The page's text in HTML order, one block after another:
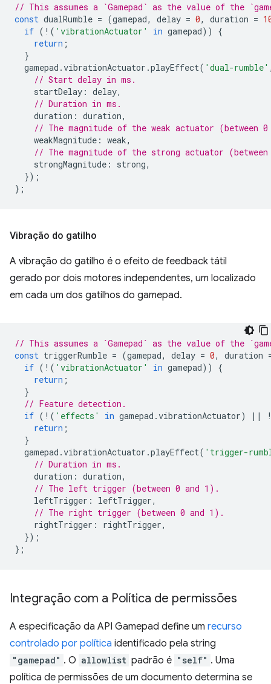
// This assumes a `Gamepad` as the value of the
const dualRumble = (gamepad, delay = 0, duration =
if ( ! ( 'vibrationActuator' in gamepad))
{
return ;
}
gamepad .vibrationActuator .playEffect( 'dual-rumble'
// Start delay in ms.
startDelay : delay,
// Duration in ms.
duration : duration,
// The magnitude of the weak actuator (between
weakMagnitude : weak,
// The magnitude of the strong actuator
strongMagnitude : strong,
});
};
Vibração do gatilho
A vibração do gatilho é o efeito de feedback tátil
gerado por dois motores independentes, um localizado
em cada um dos gatilhos do gamepad.
// This assumes a `Gamepad` as the value of the
const triggerRumble = (gamepad, delay = 0, duration
if ( ! ( 'vibrationActuator' in gamepad))
{
return ;
}
// Feature detection.
if ( ! ( 'effects' in gamepad .vibrationActuator) ||
return ;
}
gamepad .vibrationActuator .playEffect( 'trigger-
// Duration in ms.
duration : duration,
// The left trigger (between 0 and 1).
leftTrigger : leftTrigger,
// The right trigger (between 0 and 1).
rightTrigger : rightTrigger,
});
};
Integração com a Política de permissões
A especificação da API Gamepad define um recurso
controlado por política identificado pela string
"gamepad" . O allowlist padrão é "self" . Uma
política de permissões de um documento determina se